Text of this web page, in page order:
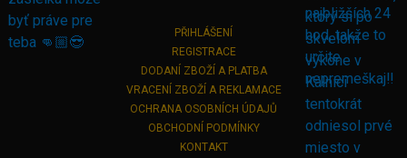
PŘIHLÁŠENÍ
REGISTRACE
DODANÍ ZBOŽÍ A PLATBA
VRACENÍ ZBOŽÍ A REKLAMACE
OCHRANA OSOBNÍCH ÚDAJŮ
OBCHODNÍ PODMÍNKY
KONTAKT